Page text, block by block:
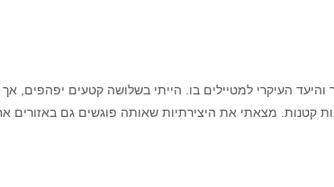
העיקרי למטיילים בו. הייתי בשלושה קטעים יפהפים,
קטנות. מצאתי את היצירתיות שאותה פוגשים גם